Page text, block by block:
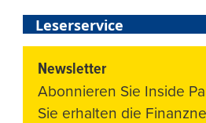
Leserservice
Newsletter
Abonnieren Sie Inside
Sie erhalten die